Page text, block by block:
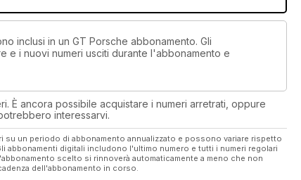
inclusi in un GT Porsche abbonamento. Gli
e i nuovi numeri usciti durante l'abbonamento e
È ancora possibile acquistare i numeri arretrati, oppure
interessarvi.
un periodo di abbonamento annualizzato e possono variare rispetto
digitali includono l'ultimo numero e tutti i numeri regolari
scelto si rinnoverà automaticamente a meno che non
dell'abbonamento in corso.